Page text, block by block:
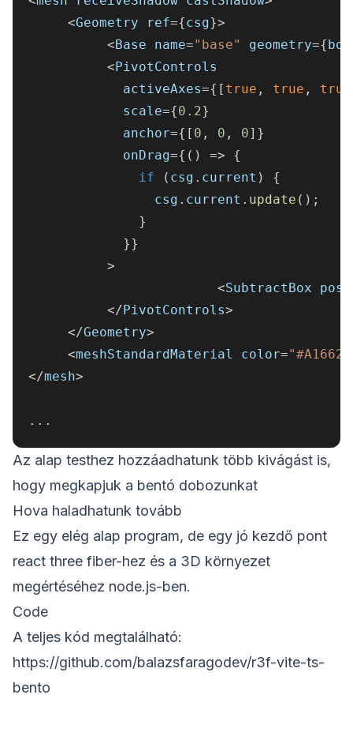
<Geometry ref={csg}>
<Base name="base" geometry={box
<PivotControls
            activeAxes
={ [ true , true , true
            scale
={0.2}
            anchor
={ [ 0 , 0 , 0] }
            onDrag
={ ( ) =>
{
if
( csg . current )
{
                csg
. current . update ( ) ;
}
}}
>
<SubtractBox
</PivotControls>
</Geometry>
<meshStandardMaterial color=
</mesh>
...
Az alap testhez hozzáadhatunk több kivágást is,
hogy megkapjuk a bentó dobozunkat
Hova haladhatunk tovább
Ez egy elég alap program, de egy jó kezdő pont
react three fiber-hez és a 3D környezet
megértéséhez node.js-ben.
Code
A teljes kód megtalálható:
https://github.com/balazsfaragodev/r3f-vite-ts-
bento